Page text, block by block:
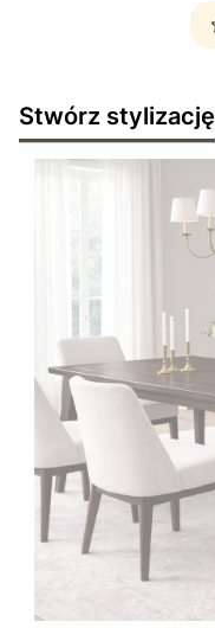
Stwórz stylizację